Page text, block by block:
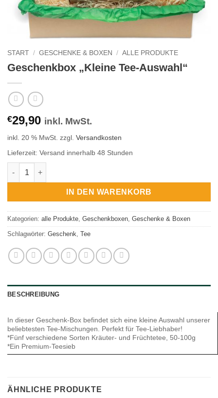
START / GESCHENKE & BOXEN / ALLE PRODUKTE
Geschenkbox „Kleine Tee-Auswahl“
€29,90 inkl. MwSt.
inkl. 20 % MwSt. zzgl. Versandkosten
Lieferzeit: Versand innerhalb 48 Stunden
Geschenkbox "Kleine Tee-Auswahl" Menge
IN DEN WARENKORB
Kategorien: alle Produkte, Geschenkboxen, Geschenke & Boxen
Schlagwörter: Geschenk, Tee
BESCHREIBUNG
In dieser Geschenk-Box befindet sich eine kleine Auswahl unserer
beliebtesten Tee-Mischungen. Perfekt für Tee-Liebhaber!
*Fünf verschiedene Sorten Kräuter- und Früchtetee, 50-100g
*Ein Premium-Teesieb
ÄHNLICHE PRODUKTE